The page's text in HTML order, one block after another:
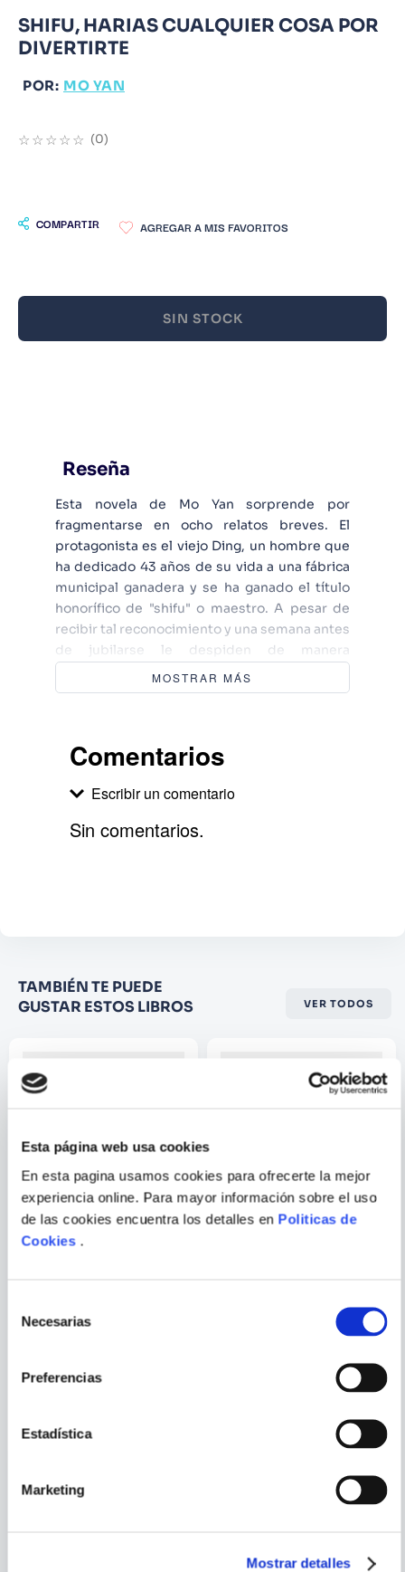
Esta página web usa cookies
En esta pagina usamos cookies para ofrecerte la mejor
experiencia online. Para mayor información sobre el uso
de las cookies encuentra los detalles en Politicas de
Cookies.
Necesarias
Preferencias
Estadística
Marketing
Mostrar detalles
SHIFU, HARIAS CUALQUIER COSA POR
DIVERTIRTE
POR: MO YAN
☆☆☆☆☆ (0)
COMPARTIR
SIN STOCK
Reseña
Esta novela de Mo Yan sorprende por
fragmentarse en ocho relatos breves. El
protagonista es el viejo Ding, un hombre que
ha dedicado 43 años de su vida a una fábrica
municipal ganadera y se ha ganado el título
honorífico de "shifu" o maestro. A pesar de
recibir tal reconocimiento y una semana antes
de jubilarse le despiden de manera
inesperada. A partir de ese momento decide
convertirse en un empresario. A estas alturas
la cara a la China moderna.
MOSTRAR MÁS
Comentarios
Escribir un comentario
Califique el producto de 1 a 5
estrellas
Escribir comentario
Sin comentarios.
TAMBIÉN TE PUEDE
GUSTAR ESTOS LIBROS
VER TODOS
EL DIABLO EN EL CUERPO
9. Infantil
10. 1984